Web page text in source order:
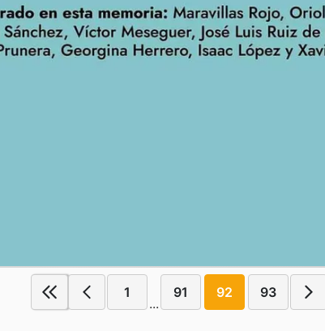
1
...
91 92 93